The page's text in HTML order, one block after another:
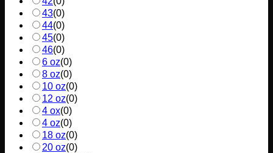
43(0)
44(0)
45(0)
46(0)
6 oz(0)
8 oz(0)
10 oz(0)
12 oz(0)
4 ox(0)
4 oz(0)
18 oz(0)
20 oz(0)